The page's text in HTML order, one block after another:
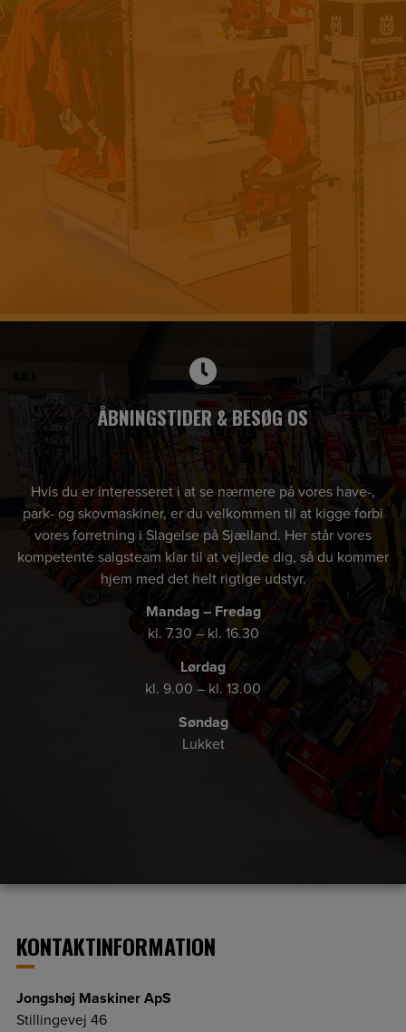
ÅBNINGSTIDER & BESØG OS
Hvis du er interesseret i at se nærmere på vores have-,
park- og skovmaskiner, er du velkommen til at kigge forbi
vores forretning i Slagelse på Sjælland. Her står vores
kompetente salgsteam klar til at vejlede dig, så du kommer
hjem med det helt rigtige udstyr.
Mandag – Fredag
kl. 7.30 – kl. 16.30
Lørdag
kl. 9.00 – kl. 13.00
Søndag
Lukket
KONTAKTINFORMATION
Jongshøj Maskiner ApS
Stillingevej 46